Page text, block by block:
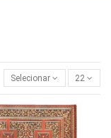
Selecionar 22